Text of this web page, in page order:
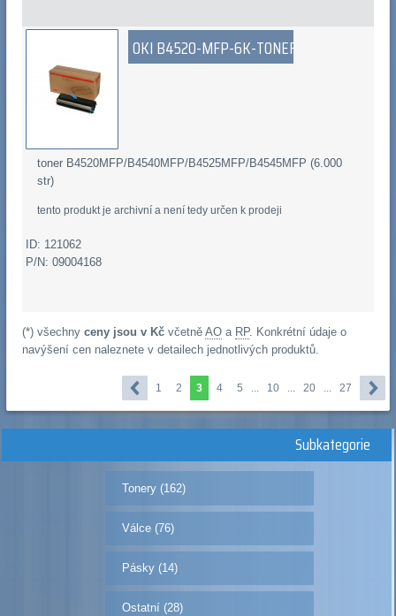
OKI B4520-MFP-6K-TONER
toner B4520MFP/B4540MFP/B4525MFP/B4545MFP (6.000
str)
tento produkt je archivní a není tedy určen k prodeji
ID: 121062
P/N: 09004168
(*) všechny ceny jsou v Kčvčetně AOa RP. Konkrétní údaje o
navýšení cen naleznete v detailech jednotlivých produktů.
1 2 3 4 5 ... 10 ... 20 ... 27
Subkategorie
Tonery (162)
Válce (76)
Pásky (14)
Ostatní (28)